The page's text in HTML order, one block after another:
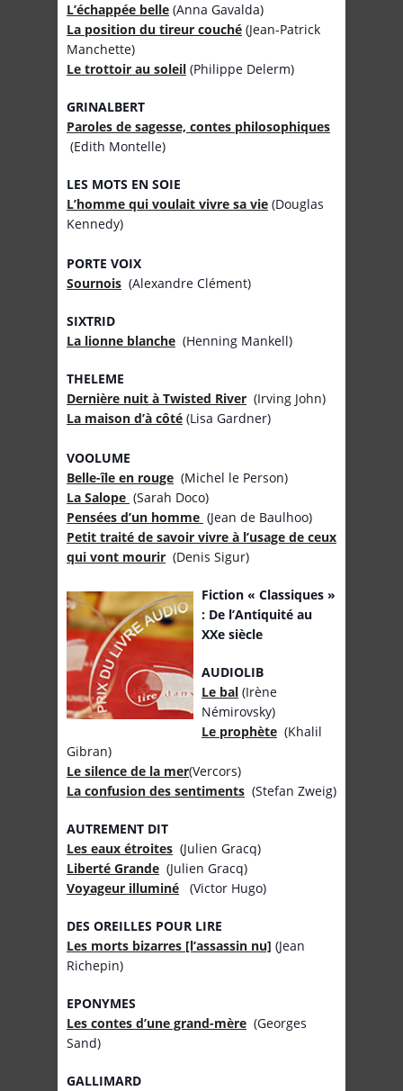
L’échappée belle (Anna Gavalda)
La position du tireur couché (Jean-Patrick
Manchette)
Le trottoir au soleil (Philippe Delerm)
GRINALBERT
Paroles de sagesse, contes philosophiques
(Edith Montelle)
LES MOTS EN SOIE
L’homme qui voulait vivre sa vie (Douglas
Kennedy)
PORTE VOIX
Sournois (Alexandre Clément)
SIXTRID
La lionne blanche (Henning Mankell)
THELEME
Dernière nuit à Twisted River (Irving John)
La maison d’à côté (Lisa Gardner)
VOOLUME
Belle-île en rouge (Michel le Person)
La Salope (Sarah Doco)
Pensées d’un homme (Jean de Baulhoo)
Petit traité de savoir vivre à l’usage de ceux
qui vont mourir (Denis Sigur)
Fiction « Classiques »
: De l’Antiquité au
XXe siècle
AUDIOLIB
Le bal (Irène
Némirovsky)
Le prophète (Khalil
Gibran)
Le silence de la mer(Vercors)
La confusion des sentiments (Stefan Zweig)
AUTREMENT DIT
Les eaux étroites (Julien Gracq)
Liberté Grande (Julien Gracq)
Voyageur illuminé (Victor Hugo)
DES OREILLES POUR LIRE
Les morts bizarres [l’assassin nu] (Jean
Richepin)
EPONYMES
Les contes d’une grand-mère (Georges
Sand)
GALLIMARD